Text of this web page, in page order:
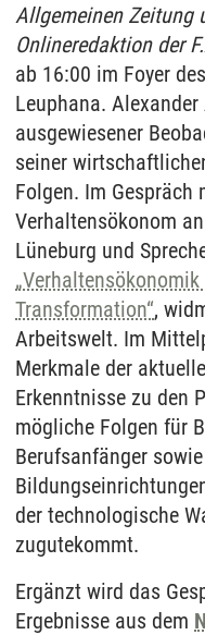
Allgemeinen Zeitung
Onlineredaktion der
ab 16:00 im Foyer
Leuphana.
ausgewiesener
seiner
Folgen. Im Gespräch
Verhaltensökonom
Lüneburg und
Transformation“,
Arbeitswelt. Im
Merkmale der
Erkenntnisse zu den
mögliche Folgen für
Berufsanfänger
der technologische
zugutekommt.
Ergänzt wird das
Ergebnisse aus dem